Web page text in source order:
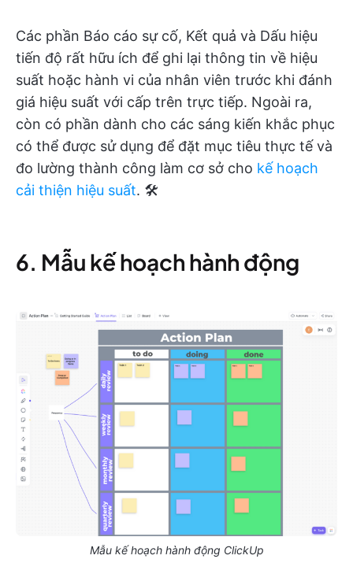
Các phần Báo cáo sự cố, Kết quả và Dấu hiệu
tiến độ rất hữu ích để ghi lại thông tin về hiệu
suất hoặc hành vi của nhân viên trước khi đánh
giá hiệu suất với cấp trên trực tiếp. Ngoài ra,
còn có phần dành cho các sáng kiến khắc phục
có thể được sử dụng để đặt mục tiêu thực tế và
đo lường thành công làm cơ sở cho kế hoạch
cải thiện hiệu suất. 🛠️
6. Mẫu kế hoạch hành động
Mẫu kế hoạch hành động ClickUp